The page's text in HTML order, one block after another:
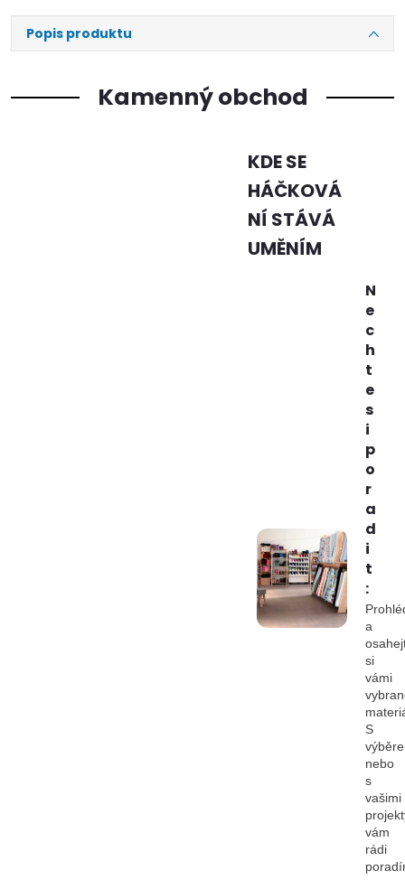
Popis produktu
Kamenný obchod
KDE SE
HÁČKOVÁ
NÍ STÁVÁ
UMĚNÍM
N
e
c
h
t
e
s
i
p
o
r
a
d
i
t
:
a
si
vámi
S
nebo
s
vašimi
vám
rádi